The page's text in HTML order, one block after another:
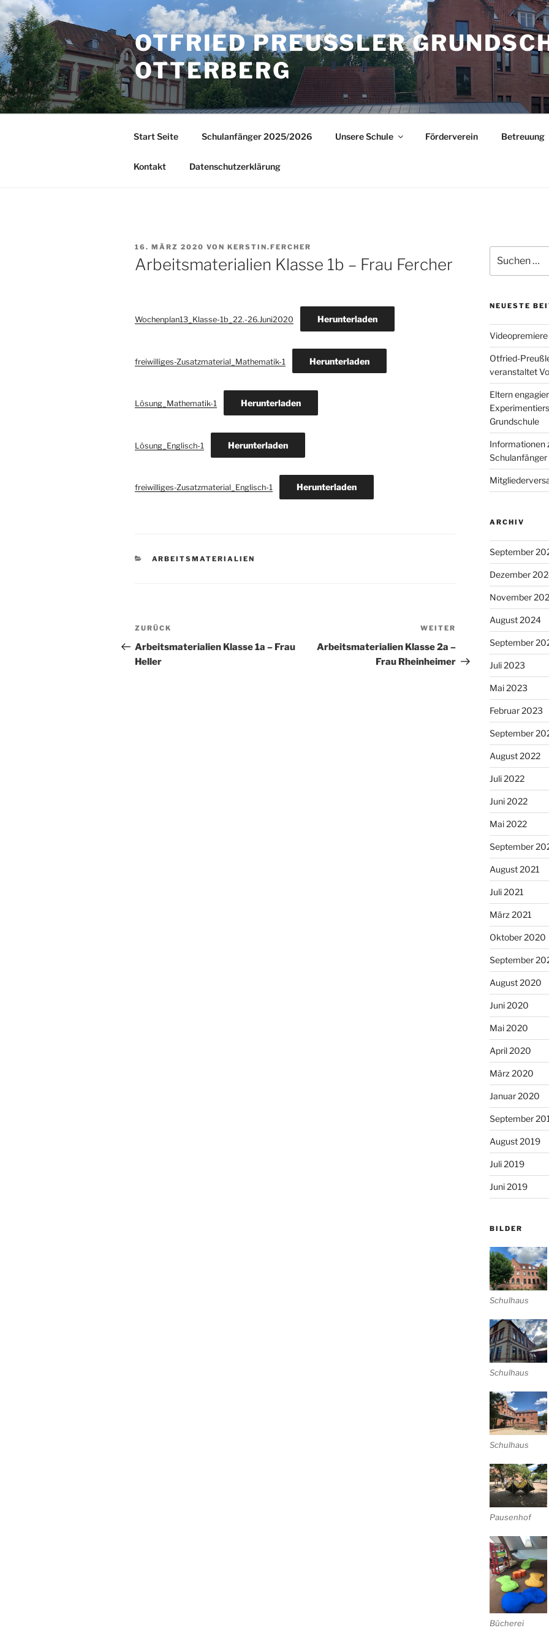
Zum
Inhalt
springen
OTFRIED PREUSSLER
TTERBERG
Start Seite Schulanfänger 2025/2026 Unsere Schule Förderverein Betreuung
Kontakt Datenschutzerklärung
VERÖFFENTLICHT
AM
16. MÄRZ 2020 VON KERSTIN.FERCHER
Arbeitsmaterialien Klasse 1b – Frau Fercher
Wochenplan13_Klasse-1b_22.-26.Juni2020 Herunterladen
freiwilliges-Zusatzmaterial_Mathematik-1 Herunterladen
Lösung_Mathematik-1 Herunterladen
Lösung_Englisch-1 Herunterladen
freiwilliges-Zusatzmaterial_Englisch-1 Herunterladen
KATEGORIEN
ARBEITSMATERIALIEN
Beitragsnavigation
Vorheriger
Beitrag
ZURÜCK
Arbeitsmaterialien Klasse 1a – Frau
Heller
Nächster
Beitrag
WEITER
Arbeitsmaterialien Klasse 2a –
Frau Rheinheimer
nach:
NEUESTE
Videopremiere
Otfried-
veranstaltet
Eltern
Grundschule
Informationen
Schulanfänger
ARCHIV
September
Dezember
November
August 2024
September
Juli 2023
Mai 2023
Februar 2023
September
August 2022
Juli 2022
Juni 2022
Mai 2022
September
August 2021
Juli 2021
März 2021
Oktober 2020
September
August 2020
Juni 2020
Mai 2020
April 2020
März 2020
Januar 2020
September
August 2019
Juli 2019
Juni 2019
BILDER
Schulhaus
Schulhaus
Schulhaus
Pausenhof
Bücherei